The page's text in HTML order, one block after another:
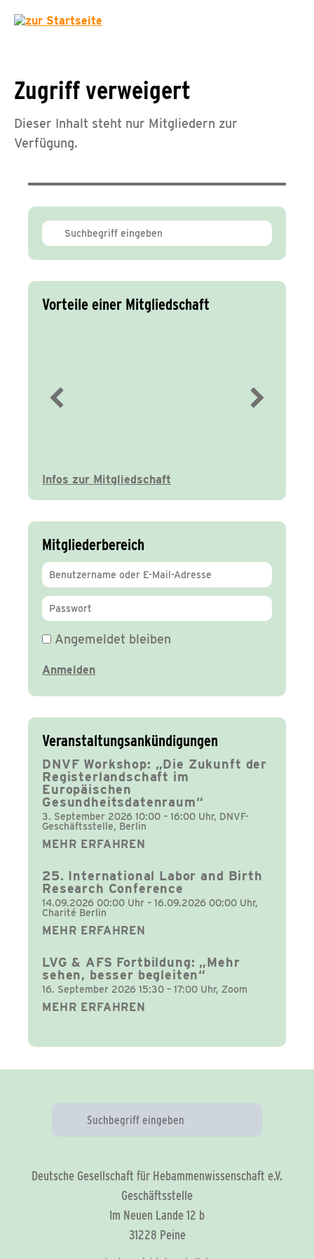
Zugriff verweigert
Dieser Inhalt steht nur Mitgliedern zur
Verfügung.
Vorteile einer Mitgliedschaft
Infos zur Mitgliedschaft
Mitgliederbereich
Angemeldet bleiben
Veranstaltungsankündigungen
DNVF Workshop: „Die Zukunft der
Registerlandschaft im
Europäischen
Gesundheitsdatenraum“
3. September 2026 10:00 – 16:00 Uhr, DNVF-
Geschäftsstelle, Berlin
MEHR ERFAHREN
25. International Labor and Birth
Research Conference
14.09.2026 00:00 Uhr – 16.09.2026 00:00 Uhr,
Charité Berlin
MEHR ERFAHREN
LVG & AFS Fortbildung: „Mehr
sehen, besser begleiten“
16. September 2026 15:30 – 17:00 Uhr, Zoom
MEHR ERFAHREN
Deutsche Gesellschaft für Hebammenwissenschaft e.V.
Geschäftsstelle
Im Neuen Lande 12 b
31228 Peine